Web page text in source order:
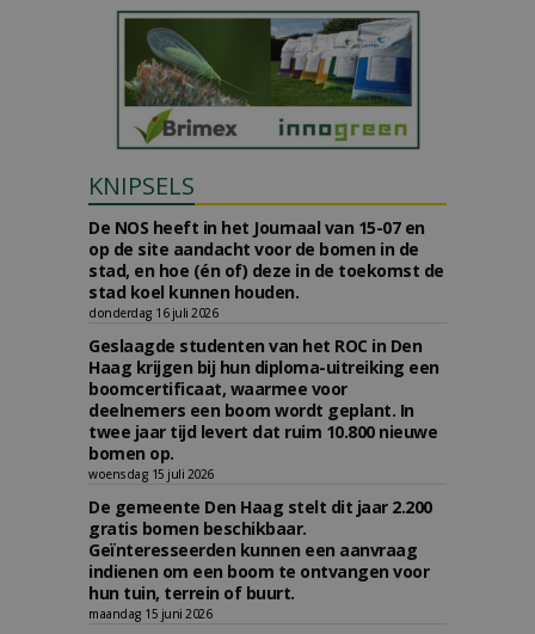
KNIPSELS
De NOS heeft in het Journaal van 15-07 en
op de site aandacht voor de bomen in de
stad, en hoe (én of) deze in de toekomst de
stad koel kunnen houden.
donderdag 16 juli 2026
Geslaagde studenten van het ROC in Den
Haag krijgen bij hun diploma-uitreiking een
boomcertificaat, waarmee voor
deelnemers een boom wordt geplant. In
twee jaar tijd levert dat ruim 10.800 nieuwe
bomen op.
woensdag 15 juli 2026
De gemeente Den Haag stelt dit jaar 2.200
gratis bomen beschikbaar.
Geïnteresseerden kunnen een aanvraag
indienen om een boom te ontvangen voor
hun tuin, terrein of buurt.
maandag 15 juni 2026